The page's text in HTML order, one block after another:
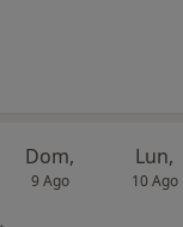
Dom,
9 Ago
Lun,
10 Ago